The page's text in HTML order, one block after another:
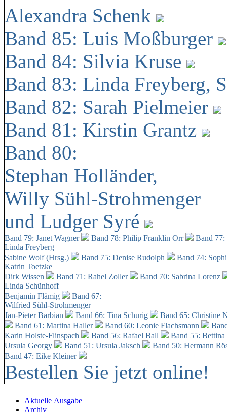
Alexandra Schenk
Band 85: Luis Moßburger
Band 84: Silvia Kruse
Band 83: Linda Freyberg,
Band 82: Sarah Pielmeier
Band 81: Kirstin Grantz
Band 80:
Stephan Holländer,
Willy Sühl-Strohmenger
und Ludger Syré
Band 79: Janet Wagner Band 78: Philip Franklin Orr
Band
Linda Freyberg
Sabine Wolf (Hrsg.)
Band 75: Denise Rudolph
Band 74:
Katrin Toetzke
Dirk Wissen
Band 71: Rahel Zoller
Band 70: Sabrina Lorenz
Linda Schünhoff
Benjamin Flämig
Band 67:
Wilfried Sühl-Strohmenger
Jan-Pieter Barbian
Band 66: Tina Schurig
Band 65: Christine
Band 61: Martina Haller
Band 60: Leonie Flachsmann
Karin Holste-Flinspach
Band 56: Rafael Ball
Band 55:
Ursula Georgy
Band 51: Ursula Jaksch Band 50: Hermann
Band 47: Eike Kleiner
Bestellen Sie jetzt online!
Aktuelle Ausgabe
Archiv